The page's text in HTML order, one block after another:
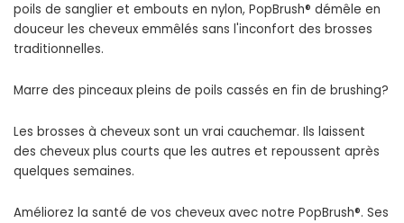
poils de sanglier et embouts en nylon, PopBrush® démêle en
douceur les cheveux emmêlés sans l'inconfort des brosses
traditionnelles.
Marre des pinceaux pleins de poils cassés en fin de brushing?
Les brosses à cheveux sont un vrai cauchemar. Ils laissent
des cheveux plus courts que les autres et repoussent après
quelques semaines.
Améliorez la santé de vos cheveux avec notre PopBrush®. Ses